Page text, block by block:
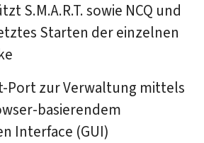
S.M.A.R.T. sowie NCQ und
Starten der einzelnen
Port zur Verwaltung mittels
basierendem
Interface (GUI)